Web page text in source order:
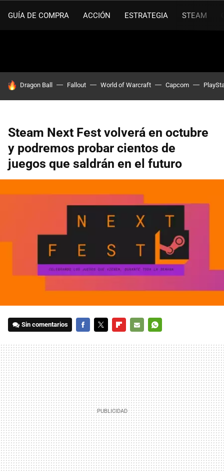
GUÍA DE COMPRA ACCIÓN ESTRATEGIA STEAM
HOY SE HABLA DE
Dragon Ball Fallout World of Warcraft Capcom
Steam Next Fest volverá en octubre
y podremos probar cientos de
juegos que saldrán en el futuro
Sin comentarios
MAIL